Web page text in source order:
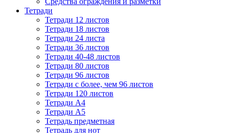
Тетради
Тетради 12 листов
Тетради 18 листов
Тетради 24 листа
Тетради 36 листов
Тетради 40-48 листов
Тетради 80 листов
Тетради 96 листов
Тетради с более, чем 96 листов
Тетради 120 листов
Тетради А4
Тетради А5
Тетрадь предметная
Тетрадь для нот